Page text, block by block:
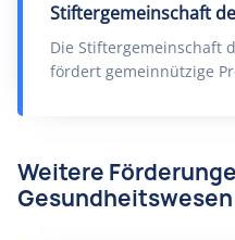
Stiftergemeinschaft
Die Stiftergemeinschaft
fördert gemeinnützige
Weitere
Gesundheitswesen